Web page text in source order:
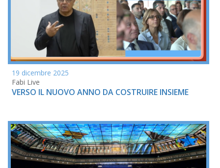
19 dicembre 2025
Fabi Live
VERSO IL NUOVO ANNO DA COSTRUIRE INSIEME